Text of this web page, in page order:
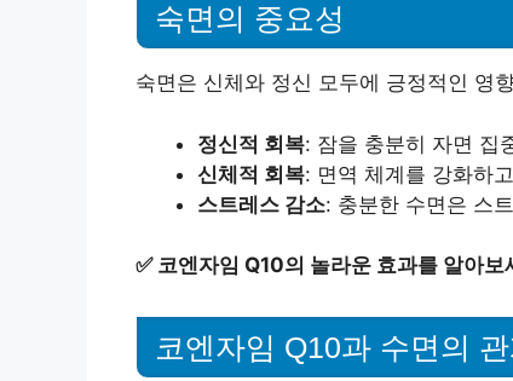
숙면의 중요성
숙면은 신체와 정신 모두에 긍정적인 영
정신적 회복: 잠을 충분히 자면 집
신체적 회복: 면역 체계를 강화하
스트레스 감소: 충분한 수면은 스
✅ 코엔자임 Q10의 놀라운 효과를 알아보
코엔자임 Q10과 수면의 관